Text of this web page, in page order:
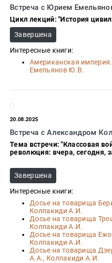
Встреча с Юрием
Цикл лекций: "История
Завершена
Интересные книги:
Американская
Емельянов Ю.В.
20.08.2025
Встреча с Александром
Тема встречи: "Классовая
революция: вчера, сегодня,
Завершена
Интересные книги:
Досье на товарища
Колпакиди А.И.
Досье на товарища
Колпакиди А.И.
Досье на товарища
Колпакиди А.И.
Досье на товарища
А.А., Колпакиди А.И.